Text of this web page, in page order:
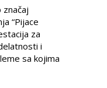
značaj
“Pijace
za
i
sa kojima